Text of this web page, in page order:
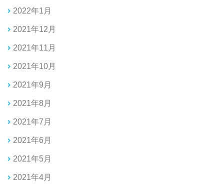
2022年1月
2021年12月
2021年11月
2021年10月
2021年9月
2021年8月
2021年7月
2021年6月
2021年5月
2021年4月